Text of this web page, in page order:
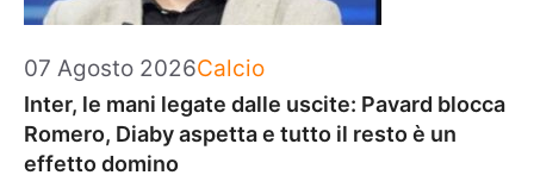
07 Agosto 2026Categorie
Calcio
Inter, le mani legate dalle uscite: Pavard blocca
Romero, Diaby aspetta e tutto il resto è un
effetto domino